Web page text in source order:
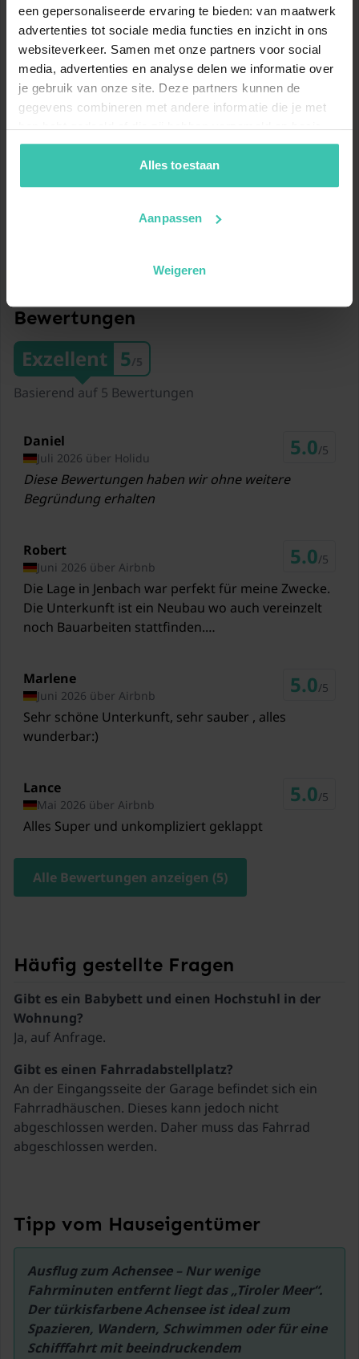
een gepersonaliseerde ervaring te bieden: van maatwerk
advertenties tot sociale media functies en inzicht in ons
websiteverkeer. Samen met onze partners voor social
media, advertenties en analyse delen we informatie over
je gebruik van onze site. Deze partners kunnen de
gegevens combineren met andere informatie die je met
hen hebt gedeeld of die zij hebben verzameld op basis
van je gebruik van hun diensten. Zo zorgen we ervoor dat
jouw vakantiezoektocht soepel en op maat verloopt!
Alles toestaan
Aanpassen
Weigeren
Lebensmittel Spar Supermarkt
90 Meter
Lebensmittel Mpreis
260 Meter
Restaurants L'antica Cantina
Restaurants A-Pizza Jenbach
80 Meter
Skilift Mayrhofen
32,1 km
Skilift Rofan
Skilift Karwendel Bergbahn (Zwölferkopf)
9,3 km
Skilift Spieljoch
Skilift Ski Juwel Alpbachtal Wildschönau
15,4 km
Skilift Kaltenbach
18,7 km
19,1 km
Skilift Kellerjoch
19,5 km
Skilift Glungezer
31,7 km
Skibus
900 Meter
Bewertungen
Exzellent 5/5
Basierend auf 5 Bewertungen
Daniel
Juli 2026 über Holidu 5.0/5
Diese Bewertungen haben wir ohne weitere
Begründung erhalten
Robert
Juni 2026 über Airbnb 5.0/5
Die Lage in Jenbach war perfekt für meine Zwecke.
Die Unterkunft ist ein Neubau wo auch vereinzelt
noch Bauarbeiten stattfinden.
Marlene
Juni 2026 über Airbnb 5.0/5
Sehr schöne Unterkunft, sehr sauber , alles
wunderbar:)
Lance
Mai 2026 über Airbnb 5.0/5
Alles Super und unkompliziert geklappt
Alle Bewertungen anzeigen (5)
Häufig gestellte Fragen
Gibt es ein Babybett und einen Hochstuhl in der
Wohnung?
Ja, auf Anfrage.
Gibt es einen Fahrradabstellplatz?
An der Eingangsseite der Garage befindet sich ein
Fahrradhäuschen. Dieses kann jedoch nicht
abgeschlossen werden. Daher muss das Fahrrad
abgeschlossen werden.
Tipp vom Hauseigentümer
Ausflug zum Achensee – Nur wenige
Fahrminuten entfernt liegt das „Tiroler Meer“.
Der türkisfarbene Achensee ist ideal zum
Spazieren, Wandern, Schwimmen oder für eine
Schifffahrt mit beeindruckendem